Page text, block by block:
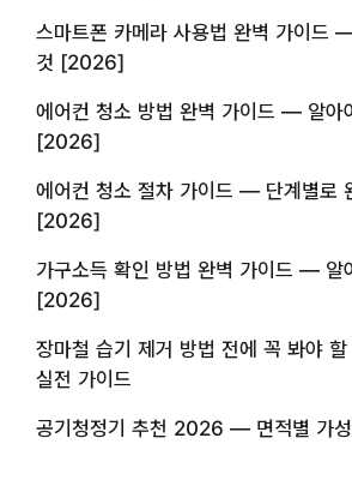
스마트폰 카메라 사용법 완벽 가이드
것 [2026]
에어컨 청소 방법 완벽 가이드 — 알아
[2026]
에어컨 청소 절차 가이드 — 단계별로
[2026]
가구소득 확인 방법 완벽 가이드 — 알
[2026]
장마철 습기 제거 방법 전에 꼭 봐야
실전 가이드
공기청정기 추천 2026 — 면적별 가